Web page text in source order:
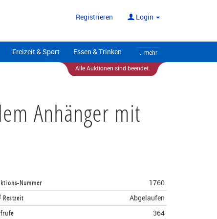
Registrieren Login
Freizeit & Sport Essen & Trinken
... mehr
Alle Auktionen sind beendet.
Anhänger mit
Nummer
1760
Restzeit
Abgelaufen
364